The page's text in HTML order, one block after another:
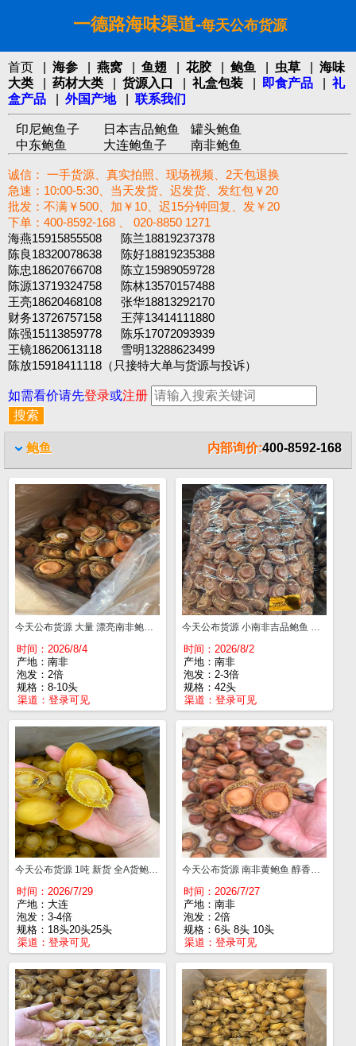
一德路海味渠道-每天公布货源
首页 海参 燕窝 鱼翅 花胶 鲍鱼 虫草
海味
大类
药材大类 货源入口 礼盒包装 即食产品
礼
盒产品
外国产地| 联系我们
印尼鲍鱼子 日本吉品鲍鱼
罐头鲍鱼
中东鲍鱼
大连鲍鱼子 南非鲍鱼
诚信： 一手货源、真实拍照、现场视频、2天包退换
急速：10:00-5:30、当天发货、迟发货、发红包￥20
批发：不满￥500、加￥10、迟15分钟回复、发￥20
下单：400-8592-168 、 020-8850 1271‬
海燕15915855508 陈兰18819237378
陈良18320078638 陈好18819235388
陈忠18620766708 陈立15989059728
陈源13719324758 陈林13570157488
王亮18620468108 张华18813292170
财务13726757158 王萍13414111880
陈强15113859778 陈乐17072093939
王镜18620613118 雪明13288623499
陈放15918411118（只接特大单与货源与投诉）
如需看价请先登录或注册
鲍鱼 内部询价:400-8592-168
今天公布货源 大量 漂亮南非鲍鱼 8-10头 一斤¥800
时间：2026/8/4
产地：南非
泡发：2倍
规格：8-10头
渠道： 登录可见
今天公布货源 小南非吉品鲍鱼 足干醇香 42头¥630
时间：2026/8/2
产地：南非
泡发：2-3倍
规格：42头
渠道：登录可见
今天公布货源 1吨 新货 全A货鲍鱼 9成多干 这批干18头￥240 20头￥235 25头¥200 30头¥195 35头¥190
时间：2026/7/29
产地：大连
泡发：3-4倍
规格：18头20头25头
渠道： 登录可见
今天公布货源 南非黄鲍鱼 醇香干度好 6头¥910 8头¥880 10头¥780 12-13头¥700
时间：2026/7/27
产地：南非
泡发：2倍
规格：6头 8头 10头
渠道：登录可见